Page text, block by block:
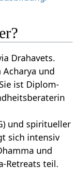
Drahavets.
Acharya und
ist Diplom-
und spiritueller
sich intensiv
und
Retreats teil.